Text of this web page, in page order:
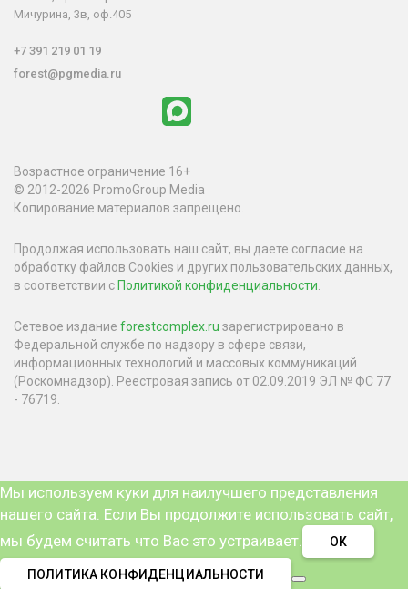
Мичурина, 3в, оф.405
+7 391 219 01 19
forest@pgmedia.ru
Возрастное ограничение 16+
© 2012-2026 PromoGroup Media
Копирование материалов запрещено.
Продолжая использовать наш сайт, вы даете согласие на
обработку файлов Cookies и других пользовательских данных,
в соответствии с Политикой конфиденциальности.
Сетевое издание forestcomplex.ru зарегистрировано в
Федеральной службе по надзору в сфере связи,
информационных технологий и массовых коммуникаций
(Роскомнадзор). Реестровая запись от 02.09.2019 ЭЛ № ФС 77
- 76719.
Мы используем куки для наилучшего представления
нашего сайта. Если Вы продолжите использовать сайт,
мы будем считать что Вас это устраивает.
ОК
ПОЛИТИКА КОНФИДЕНЦИАЛЬНОСТИ